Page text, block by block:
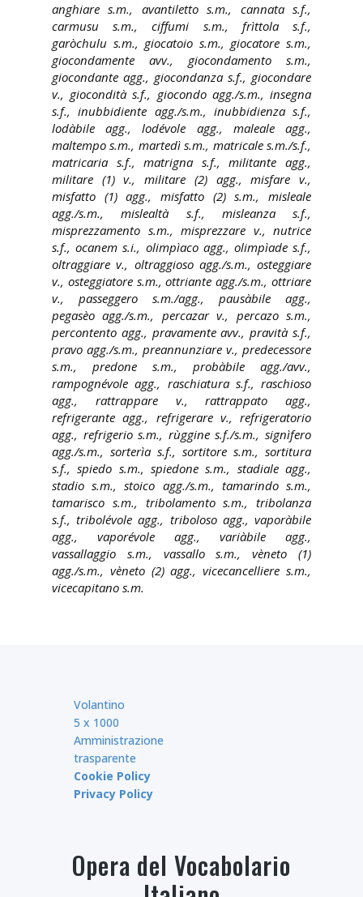
anghiare s.m., avantiletto s.m., cannata s.f.,
carmusu s.m., ciffumi s.m., frìttola s.f.,
garòchulu s.m., giocatoio s.m., giocatore s.m.,
giocondamente avv., giocondamento s.m.,
giocondante agg., giocondanza s.f., giocondare
v., giocondità s.f., giocondo agg./s.m., insegna
s.f., inubbidiente agg./s.m., inubbidienza s.f.,
lodàbile agg., lodévole agg., maleale agg.,
maltempo s.m., martedì s.m., matricale s.m./s.f.,
matricaria s.f., matrigna s.f., militante agg.,
militare (1) v., militare (2) agg., misfare v.,
misfatto (1) agg., misfatto (2) s.m., misleale
agg./s.m., mislealtà s.f., misleanza s.f.,
misprezzamento s.m., misprezzare v., nutrice
s.f., ocanem s.i., olimpìaco agg., olimpìade s.f.,
oltraggiare v., oltraggioso agg./s.m., osteggiare
v., osteggiatore s.m., ottriante agg./s.m., ottriare
v., passeggero s.m./agg., pausàbile agg.,
pegasèo agg./s.m., percazar v., percazo s.m.,
percontento agg., pravamente avv., pravità s.f.,
pravo agg./s.m., preannunziare v., predecessore
s.m., predone s.m., probàbile agg./avv.,
rampognévole agg., raschiatura s.f., raschioso
agg., rattrappare v., rattrappato agg.,
refrigerante agg., refrigerare v., refrigeratorio
agg., refrigerio s.m., rùggine s.f./s.m., signìfero
agg./s.m., sorterìa s.f., sortitore s.m., sortitura
s.f., spiedo s.m., spiedone s.m., stadiale agg.,
stadio s.m., stoico agg./s.m., tamarindo s.m.,
tamarisco s.m., tribolamento s.m., tribolanza
s.f., tribolévole agg., triboloso agg., vaporàbile
agg., vaporévole agg., variàbile agg.,
vassallaggio s.m., vassallo s.m., vèneto (1)
agg./s.m., vèneto (2) agg., vicecancelliere s.m.,
vicecapitano s.m.
Volantino
5 x 1000
Amministrazione
trasparente
Cookie Policy
Privacy Policy
Opera del Vocabolario